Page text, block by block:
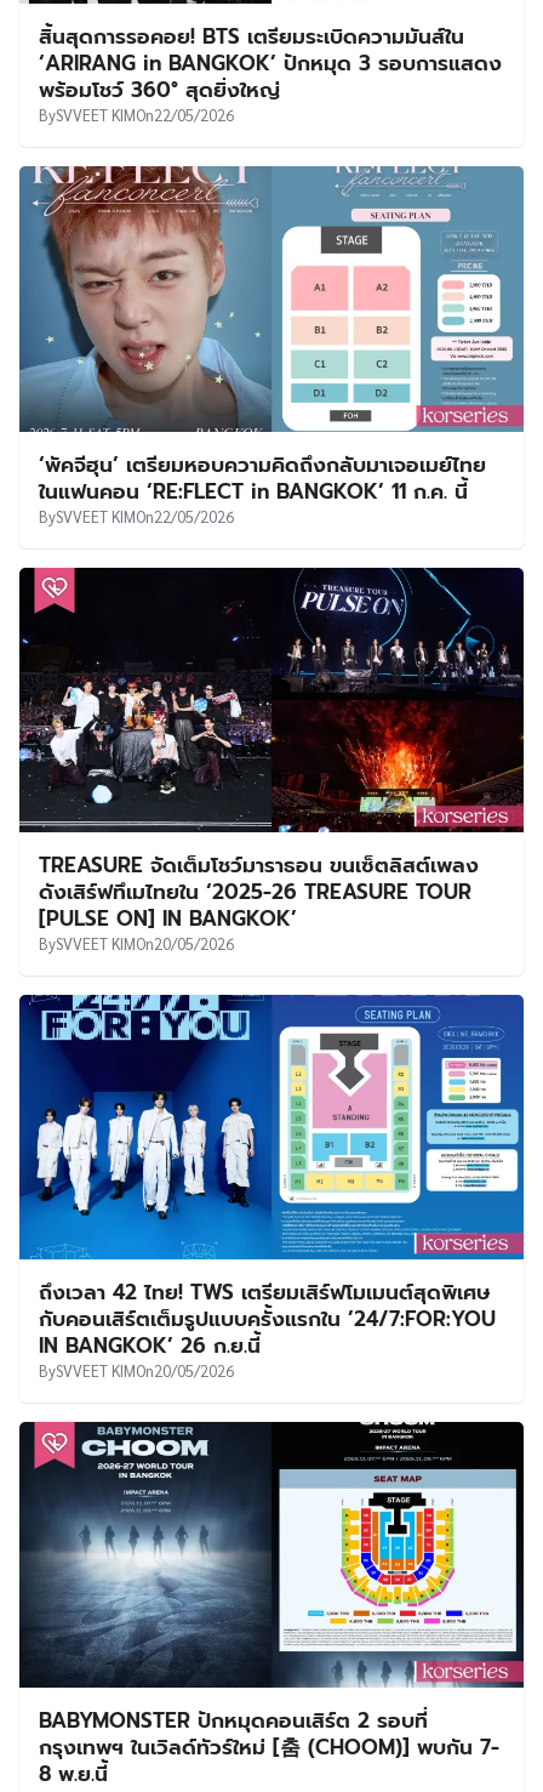
สิ้นสุดการรอคอย! BTS เตรียมระเบิดความมันส์ใน
‘ARIRANG in BANGKOK’ ปักหมุด 3 รอบการแสดง
พร้อมโชว์ 360° สุดยิ่งใหญ่
BySVVEET KIMOn22/05/2026
‘พัคจีฮุน’ เตรียมหอบความคิดถึงกลับมาเจอเมย์ไทย
ในแฟนคอน ‘RE:FLECT in BANGKOK’ 11 ก.ค. นี้
BySVVEET KIMOn22/05/2026
TREASURE จัดเต็มโชว์มาราธอน ขนเซ็ตลิสต์เพลง
ดังเสิร์ฟทึเมไทยใน ‘2025-26 TREASURE TOUR
[PULSE ON] IN BANGKOK’
BySVVEET KIMOn20/05/2026
ถึงเวลา 42 ไทย! TWS เตรียมเสิร์ฟโมเมนต์สุดพิเศษ
กับคอนเสิร์ตเต็มรูปแบบครั้งแรกใน ’24/7:FOR:YOU
IN BANGKOK’ 26 ก.ย.นี้
BySVVEET KIMOn20/05/2026
BABYMONSTER ปักหมุดคอนเสิร์ต 2 รอบที่
กรุงเทพฯ ในเวิลด์ทัวร์ใหม่ [춤 (CHOOM)] พบกัน 7-
8 พ.ย.นี้